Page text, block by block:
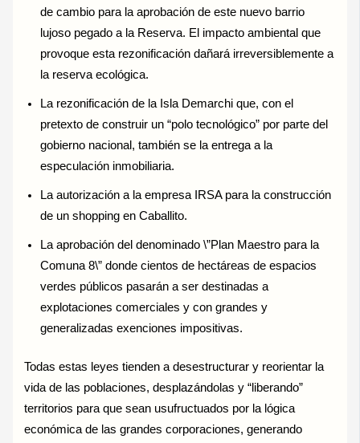
de cambio para la aprobación de este nuevo barrio
lujoso pegado a la Reserva. El impacto ambiental que
provoque esta rezonificación dañará irreversiblemente a
la reserva ecológica.
La rezonificación de la Isla Demarchi que, con el
pretexto de construir un “polo tecnológico” por parte del
gobierno nacional, también se la entrega a la
especulación inmobiliaria.
La autorización a la empresa IRSA para la construcción
de un shopping en Caballito.
La aprobación del denominado \”Plan Maestro para la
Comuna 8\” donde cientos de hectáreas de espacios
verdes públicos pasarán a ser destinadas a
explotaciones comerciales y con grandes y
generalizadas exenciones impositivas.
Todas estas leyes tienden a desestructurar y reorientar la
vida de las poblaciones, desplazándolas y “liberando”
territorios para que sean usufructuados por la lógica
económica de las grandes corporaciones, generando